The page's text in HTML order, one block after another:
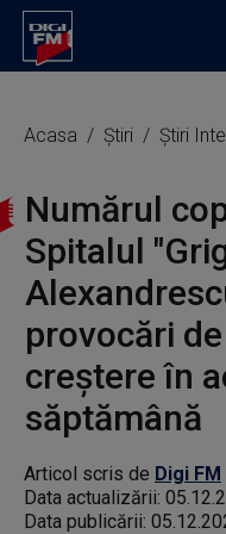
Acasa Știri Știri
Numărul
Spitalul
provocări
creştere în
săptămână
Articol scris de Digi FM
Data actualizării:
Data publicării: